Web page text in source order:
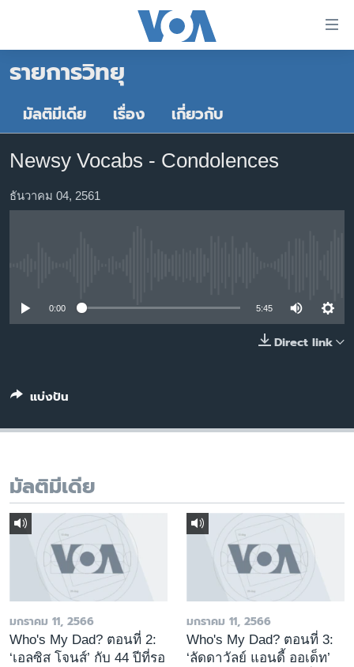
ต่อ
เนื้อหา
ข้าม
ไป
หน้า
การ
ค้นหา
หน้าหลัก
โลก
เอเชีย
สหรัฐฯ
ไทย
ไลฟ์สไตล์
พอดคาสต์
เลือกภาษา
รายการวิทยุ
มัลติมีเดีย เรื่อง เกี่ยวกับ
Newsy Vocabs - Condolences
ธันวาคม 04, 2561
0:00 5:45
Direct link
แบ่งปัน
มัลติมีเดีย
มกราคม 11, 2566
Who's My Dad? ตอนที่ 2:
‘เอลซิส โจนส์’ กับ 44 ปีที่รอ
มกราคม 11, 2566
Who's My Dad? ตอนที่ 3:
‘ลัดดาวัลย์ แอนดี้ ออเด็ท’